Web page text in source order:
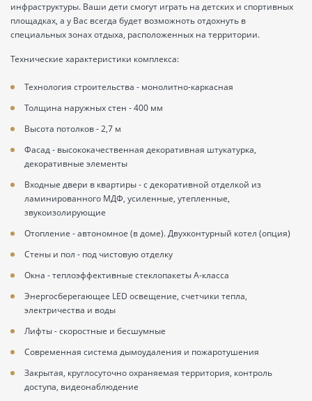
инфраструктуры. Ваши дети смогут играть на детских и спортивных
площадках, а у Вас всегда будет возможноть отдохнуть в
специальных зонах отдыха, расположенных на территории.
Технические характеристики комплекса:
Технология строительства - монолитно-каркасная
Толщина наружных стен - 400 мм
Высота потолков- 2,7 м
Фасад- высококачественная декоративная штукатурка,
декоративные элементы
Входные двери в квартиры- с декоративной отделкой из
ламинированного МДФ, усиленные, утепленные,
звукоизолирующие
Отопление - автономное (в доме). Двухконтурный котел (опция)
Стены и пол - под чистовую отделку
Окна - теплоэффективные стеклопакеты А-класса
Энергосберегающее LED освещение, счетчики тепла,
электричества и воды
Лифты- скоростные и бесшумные
Современная система дымоудаления и пожаротушения
Закрытая, круглосуточно охраняемая территория, контроль
доступа, видеонаблюдение